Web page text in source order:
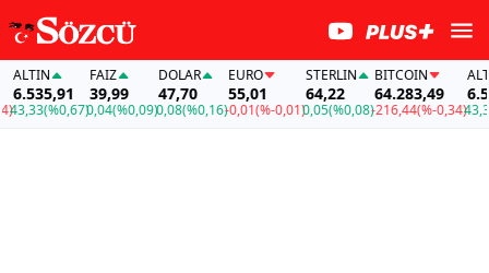
(%0,67)
FAİZ
39,99
0,04(%0,09)
DOLAR
47,70
0,08(%0,16)
EURO
55,01
-0,01(%-0,01)
STERLIN
64,22
0,05(%0,08)
BITCOIN
64.283,49
-216,44(%-0,34)
ALTIN
43,33